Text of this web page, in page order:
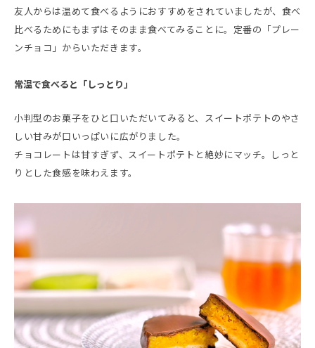
友人からは温めて食べるようにおすすめをされていましたが、食べ
比べるためにもまずはそのまま食べてみることに。定番の「プレー
ンチョコ」からいただきます。
常温で食べると「しっとり」
小判型のお菓子をひと口いただいてみると、スイートポテトのやさ
しい甘みが口いっぱいに広がりました。
チョコレートは甘すぎず、スイートポテトと絶妙にマッチ。しっと
りとした食感を味わえます。